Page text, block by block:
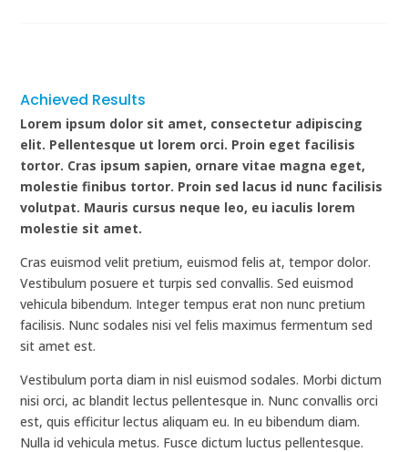
Achieved Results
Lorem ipsum dolor sit amet, consectetur adipiscing
elit. Pellentesque ut lorem orci. Proin eget facilisis
tortor. Cras ipsum sapien, ornare vitae magna eget,
molestie finibus tortor. Proin sed lacus id nunc facilisis
volutpat. Mauris cursus neque leo, eu iaculis lorem
molestie sit amet.
Cras euismod velit pretium, euismod felis at, tempor dolor.
Vestibulum posuere et turpis sed convallis. Sed euismod
vehicula bibendum. Integer tempus erat non nunc pretium
facilisis. Nunc sodales nisi vel felis maximus fermentum sed
sit amet est.
Vestibulum porta diam in nisl euismod sodales. Morbi dictum
nisi orci, ac blandit lectus pellentesque in. Nunc convallis orci
est, quis efficitur lectus aliquam eu. In eu bibendum diam.
Nulla id vehicula metus. Fusce dictum luctus pellentesque.